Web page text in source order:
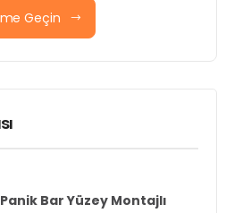
Geçin
Bar Yüzey Montajlı